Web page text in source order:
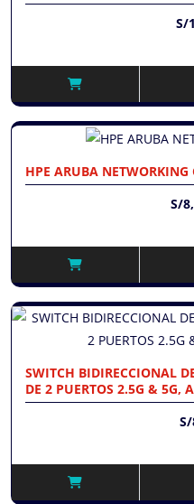
S/
HPE ARUBA NETWORKING
S/
SWITCH BIDIRECCIONAL
DE 2 PUERTOS 2.5G & 5G,